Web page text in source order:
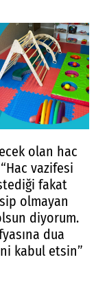
olan hac
vazifesi
fakat
olmayan
diyorum.
dua
kabul etsin”